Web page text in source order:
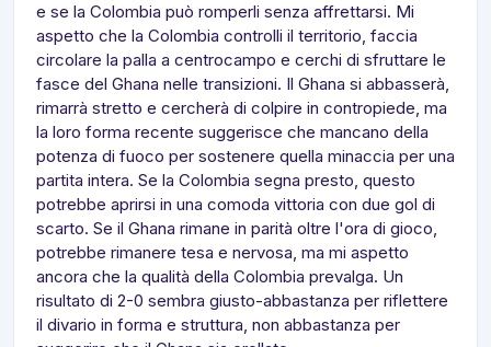
e se la Colombia può romperli senza affrettarsi. Mi
aspetto che la Colombia controlli il territorio, faccia
circolare la palla a centrocampo e cerchi di sfruttare le
fasce del Ghana nelle transizioni. Il Ghana si abbasserà,
rimarrà stretto e cercherà di colpire in contropiede, ma
la loro forma recente suggerisce che mancano della
potenza di fuoco per sostenere quella minaccia per una
partita intera. Se la Colombia segna presto, questo
potrebbe aprirsi in una comoda vittoria con due gol di
scarto. Se il Ghana rimane in parità oltre l'ora di gioco,
potrebbe rimanere tesa e nervosa, ma mi aspetto
ancora che la qualità della Colombia prevalga. Un
risultato di 2-0 sembra giusto-abbastanza per riflettere
il divario in forma e struttura, non abbastanza per